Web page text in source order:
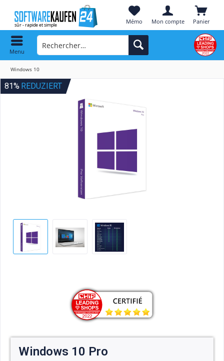
Panier
Mémo Mon compte
Menu
Windows 10
81% REDUZIERT
Windows 10 Pro